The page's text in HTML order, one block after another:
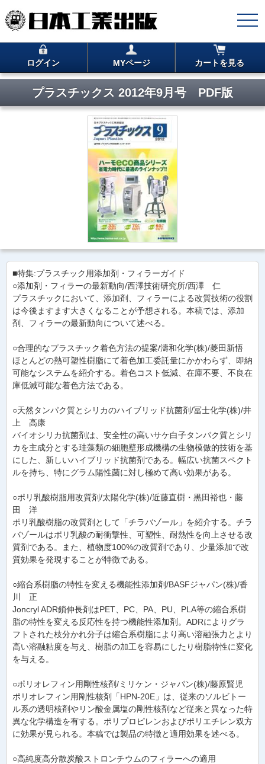
ログイン MYページ カートを見る
プラスチックス 2012年9月号 PDF版
■特集:プラスチック用添加剤・フィラーガイド
○添加剤・フィラーの最新動向/西澤技術研究所/西澤 仁
プラスチックにおいて、添加剤、フィラーによる改質技術の役割
は今後ますます大きくなることが予想される。本稿では、添加
剤、フィラーの最新動向について述べる。
○合理的なプラスチック着色方法の提案/濤和化学(株)/菱田新悟
ほとんどの熱可塑性樹脂にて着色加工委託量にかかわらず、即納
可能なシステムを紹介する。着色コスト低減、在庫不要、不良在
庫低減可能な着色方法である。
○天然タンパク質とシリカのハイブリッド抗菌剤/冨士化学(株)/井
上 高康
バイオシリカ抗菌剤は、安全性の高いサケ白子タンパク質とシリ
カを主成分とする珪藻類の細胞壁形成機構の生物模倣的技術を基
にした、新しいハイブリッド抗菌剤である。幅広い抗菌スペクト
ルを持ち、特にグラム陽性菌に対し極めて高い効果がある。
○ポリ乳酸樹脂用改質剤/太陽化学(株)/近藤直樹・黒田裕也・藤
田 洋
ポリ乳酸樹脂の改質剤として「チラバゾール」を紹介する。チラ
バゾールはポリ乳酸の耐衝撃性、可塑性、耐熱性を向上させる改
質剤である。また、植物度100%の改質剤であり、少量添加で改
質効果を発現することが特徴である。
○縮合系樹脂の特性を変える機能性添加剤/BASFジャパン(株)/香
川 正
Joncryl ADR鎖伸長剤はPET、PC、PA、PU、PLA等の縮合系樹
脂の特性を変える反応性を持つ機能性添加剤。ADRによりグラ
フトされた枝分かれ分子は縮合系樹脂により高い溶融張力とより
高い溶融粘度を与え、樹脂の加工を容易にしたり樹脂特性に変化
を与える。
○ポリオレフィン用剛性核剤/ミリケン・ジャパン(株)/藤原賢児
ポリオレフィン用剛性核剤「HPN-20E」は、従来のソルビトー
ル系の透明核剤やリン酸金属塩の剛性核剤など従来と異なった特
異な化学構造を有する。ポリプロピレンおよびポリエチレン双方
に効果が見られる。本稿では製品の特徴と適用効果を述べる。
○高純度高分散炭酸ストロンチウムのフィラーへの適用